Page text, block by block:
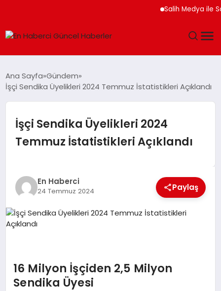
Salih Medya ile
SPOR
SAĞLIK
TEKNOLOJI
DÜNYA
EKONOMI
SIYASET
Ana Sayfa Gündem
İşçi Sendika Üyelikleri 2024 Temmuz İstatistikleri Açıklandı
İşçi Sendika Üyelikleri 2024
Temmuz İstatistikleri Açıklandı
En Haberci
24 Temmuz 2024 Paylaş
16 Milyon İşçiden 2,5 Milyon
Sendika Üyesi